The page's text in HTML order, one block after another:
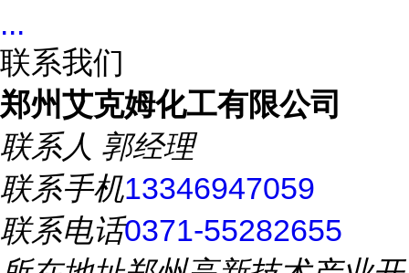
...
联系我们
郑州艾克姆化工有限公司
联系人 郭经理
联系手机13346947059
联系电话0371-55282655